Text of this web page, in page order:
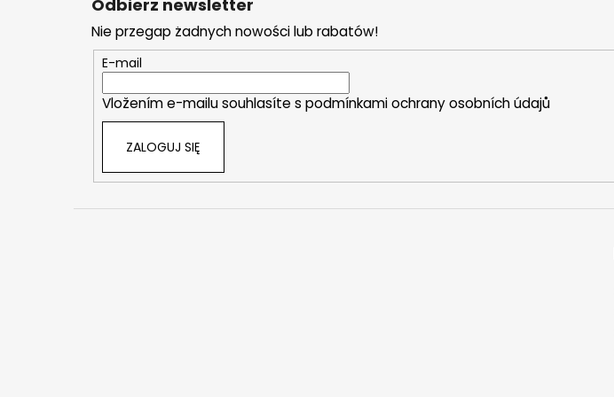
Odbierz newsletter
Nie przegap żadnych nowości lub rabatów!
E-mail
Vložením e-mailu souhlasíte s podmínkami ochrany osobních údajů
ZALOGUJ SIĘ